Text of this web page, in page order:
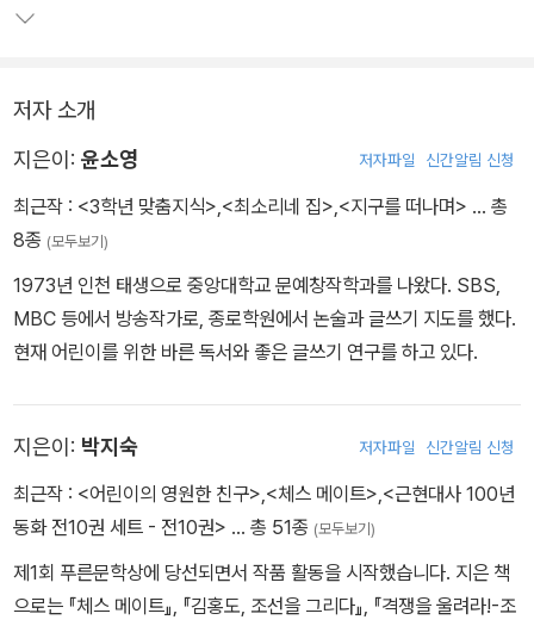
술혼을 담은 역사동화 등의 수상작을 만나 볼 수 있다.
저자 소개
지은이: 윤소영 저자파일 신간알림 신청
최근작 : <3학년 맞춤지식>,<최소리네 집>,<지구를 떠나며> … 총
8종 (모두보기)
1973년 인천 태생으로 중앙대학교 문예창작학과를 나왔다. SBS,
MBC 등에서 방송작가로, 종로학원에서 논술과 글쓰기 지도를 했다.
현재 어린이를 위한 바른 독서와 좋은 글쓰기 연구를 하고 있다.
지은이: 박지숙 저자파일 신간알림 신청
최근작 : <어린이의 영원한 친구>,<체스 메이트>,<근현대사 100년
동화 전10권 세트 - 전10권> … 총 51종 (모두보기)
제1회 푸른문학상에 당선되면서 작품 활동을 시작했습니다. 지은 책
으로는 『체스 메이트』, 『김홍도, 조선을 그리다』, 『격쟁을 울려라!-조